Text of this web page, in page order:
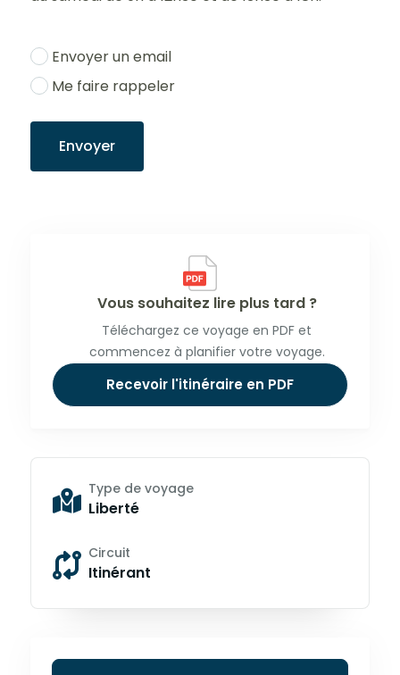
Envoyer un email
Me faire rappeler
Envoyer
Vous souhaitez lire plus tard ?
Téléchargez ce voyage en PDF et
commencez à planifier votre voyage.
Recevoir l'itinéraire en PDF
Type de voyage
Liberté
Circuit
Itinérant